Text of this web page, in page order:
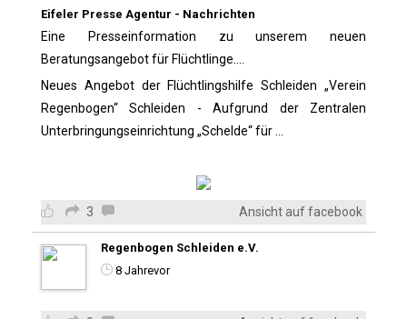
Eifeler Presse Agentur - Nachrichten
Eine Presseinformation zu unserem neuen
Beratungsangebot für Flüchtlinge....
Neues Angebot der Flüchtlingshilfe Schleiden „Verein
Regenbogen“ Schleiden - Aufgrund der Zentralen
Unterbringungseinrichtung „Schelde“ für ...
3 Ansicht auf facebook
Regenbogen Schleiden e.V.
8 Jahrevor